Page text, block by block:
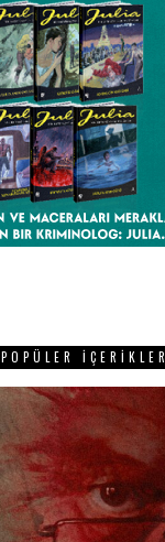
POPÜLER İÇERIKLER